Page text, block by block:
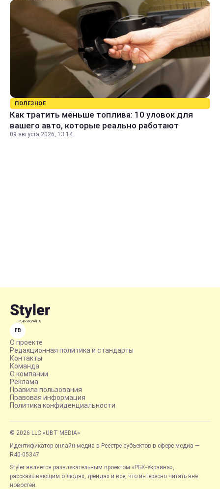
ПОЛЕЗНОЕ
Как тратить меньше топлива: 10 уловок для
вашего авто, которые реально работают
09 августа 2026, 13:14
FB
О проекте
Редакционная политика и стандарты
Контакты
Команда
О компании
Реклама
Правила пользования
Правовая информация
Политика конфиденциальности
© 2026 LLC «UBT MEDIA»
Идентификатор онлайн-медиа в Реестре субъектов в сфере медиа —
R40-05347
Styler является развлекательным проектом «РБК-Украина»,
рассказывающим о людях, трендах и всё, что интересно читать вне
новостей.